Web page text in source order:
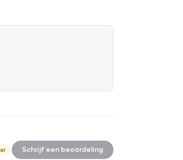
Schrijf een beoordeling